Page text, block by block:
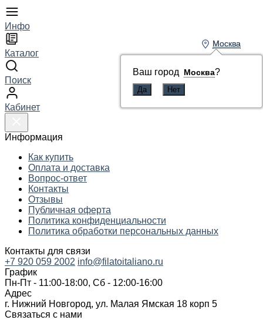
Инфо
Каталог
Поиск
Кабинет
Информация
Как купить
Оплата и доставка
Вопрос-ответ
Контакты
Отзывы
Публичная оферта
Политика конфиденциальности
Политика обработки персональных данных
Контакты для связи
Москва
Ваш город Москва?
+7 920 059 2002 info@filatoitaliano.ru
График
Пн-Пт - 11:00-18:00, Сб - 12:00-16:00
Адрес
г. Нижний Новгород, ул. Малая Ямская 18 корп 5
Связаться с нами
Москва
Ваш город Москва?